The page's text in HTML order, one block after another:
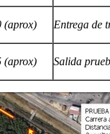
(aprox) Entrega de
(aprox) Salida